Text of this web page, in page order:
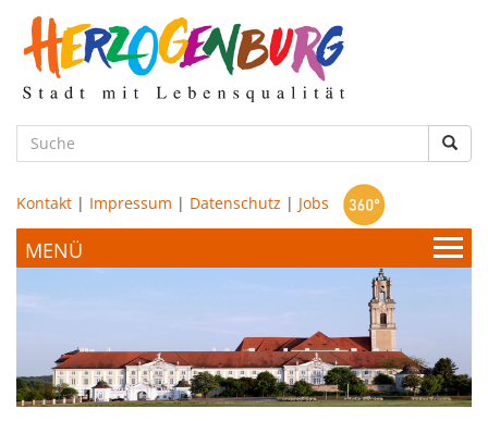
zum
Hauptinhalt
Kontakt | Impressum | Datenschutz | Jobs
Stadtamt